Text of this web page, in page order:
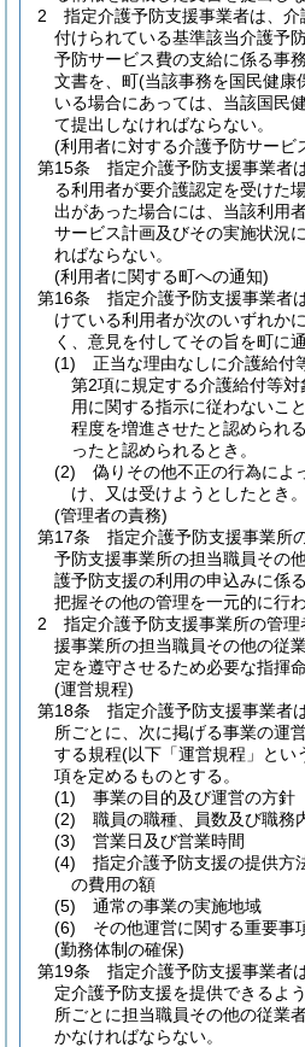
2
指定介護予防支援事業者は、
付けられている基準該当介護予
予防サービス費の支給に係る事
文書を、町(当該事務を国民健康
いる場合にあっては、当該国民
て提出しなければならない。
(利用者に対する介護予防サービ
第15条
指定介護予防支援事業者
る利用者が要介護認定を受けた
出があった場合には、当該利用
サービス計画及びその実施状況
ればならない。
(利用者に関する町への通知)
第16条
指定介護予防支援事業者
けている利用者が次のいずれか
く、意見を付してその旨を町に
(1)
正当な理由なしに介護給付
第2項に規定する介護給付等
用に関する指示に従わないこ
程度を増進させたと認められ
ったと認められるとき。
(2)
偽りその他不正の行為によ
け、又は受けようとしたとき。
(管理者の責務)
第17条
指定介護予防支援事業所
予防支援事業所の担当職員その
護予防支援の利用の申込みに係
把握その他の管理を一元的に行
2
指定介護予防支援事業所の管
援事業所の担当職員その他の従
定を遵守させるため必要な指揮
(運営規程)
第18条
指定介護予防支援事業者
所ごとに、次に掲げる事業の運
する規程(以下「運営規程」とい
項を定めるものとする。
(1)
事業の目的及び運営の方針
(2)
職員の職種、員数及び職務
(3)
営業日及び営業時間
(4)
指定介護予防支援の提供方
の費用の額
(5)
通常の事業の実施地域
(6)
その他運営に関する重要事
(勤務体制の確保)
第19条
指定介護予防支援事業者
定介護予防支援を提供できるよ
所ごとに担当職員その他の従業
かなければならない。